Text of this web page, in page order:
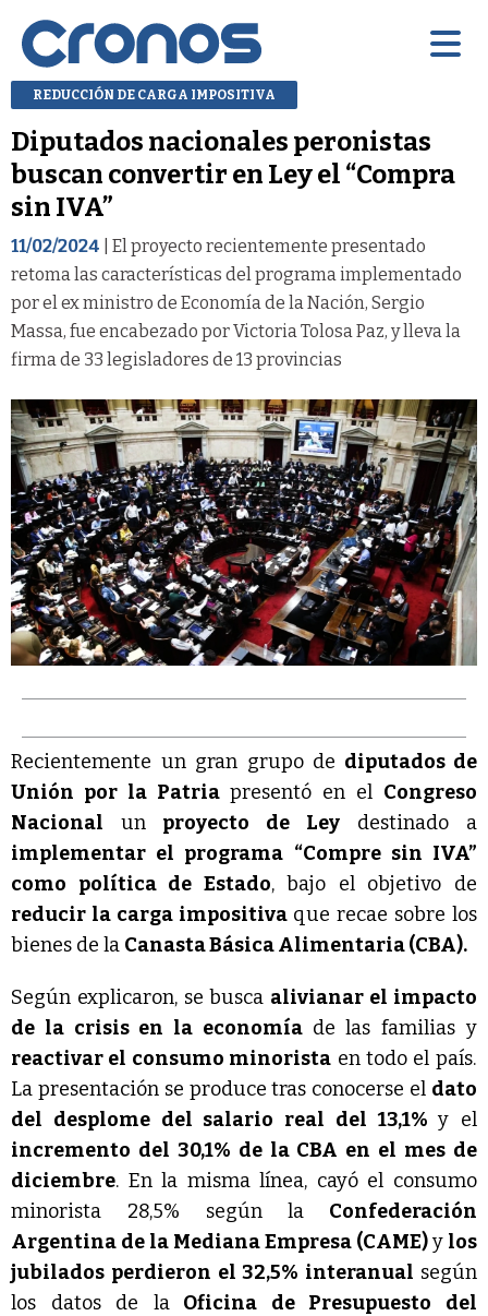
REDUCCIÓN DE CARGA IMPOSITIVA
Diputados nacionales peronistas
buscan convertir en Ley el “Compra
sin IVA”
11/02/2024 | El proyecto recientemente presentado
retoma las características del programa implementado
por el ex ministro de Economía de la Nación, Sergio
Massa, fue encabezado por Victoria Tolosa Paz, y lleva la
firma de 33 legisladores de 13 provincias
Recientemente un gran grupo de diputados de
Unión por la Patriapresentó en el Congreso
Nacional un proyecto de Ley destinado a
implementar el programa “Compre sin IVA”
como política de Estado, bajo el objetivo de
reducir la carga impositiva que recae sobre los
bienes de la Canasta Básica Alimentaria (CBA).
Según explicaron, se busca alivianar el impacto
de la crisis en la economía de las familias y
reactivar el consumo minorista en todo el país.
La presentación se produce tras conocerse el dato
del desplome del salario real del 13,1%y el
incremento del 30,1% de la CBA en el mes de
diciembre. En la misma línea, cayó el consumo
minorista 28,5% según la Confederación
Argentina de la Mediana Empresa (CAME)y los
jubilados perdieron el 32,5% interanual según
los datos de laOficina de Presupuesto del